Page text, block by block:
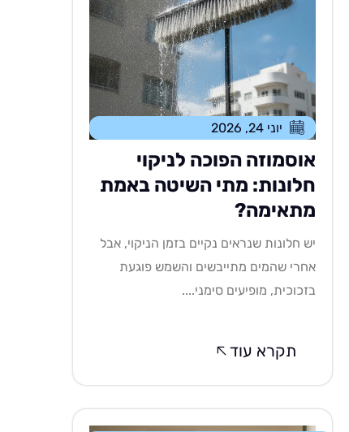
יוני 24, 2026
אוסמוזה הפוכה לניקוי
חלונות: מתי השיטה באמת
מתאימה?
יש חלונות שנראים נקיים בזמן הניקוי, אבל
אחרי שהמים מתייבשים והשמש פוגעת
בזכוכית, מופיעים סימני....
תקרא עוד